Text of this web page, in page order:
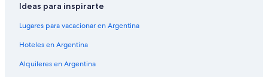
Ideas para inspirarte
Lugares para vacacionar en Argentina
Hoteles en Argentina
Alquileres en Argentina